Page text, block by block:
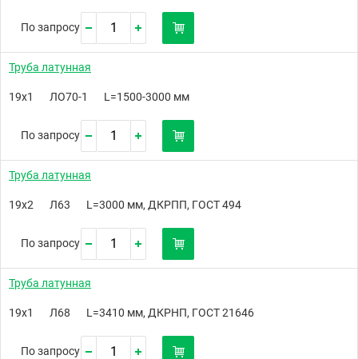
По запросу
Труба латунная
19х1 ЛО70-1 L=1500-3000 мм
По запросу
Труба латунная
19х2 Л63 L=3000 мм, ДКРПП, ГОСТ 494
По запросу
Труба латунная
19х1 Л68 L=3410 мм, ДКРНП, ГОСТ 21646
По запросу